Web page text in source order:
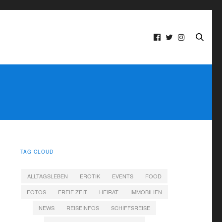
TAG CLOUD
ALLTAGSLEBEN EROTIK EVENTS
FOOD
FOTOS
FREIE ZEIT HEIRAT
IMMOBILIEN
NEWS
REISEINFOS
SCHIFFSREISE